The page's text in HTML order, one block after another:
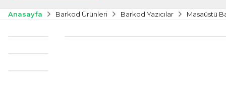
Anasayfa Barkod Ürünleri Barkod Yazıcılar Masaüstü